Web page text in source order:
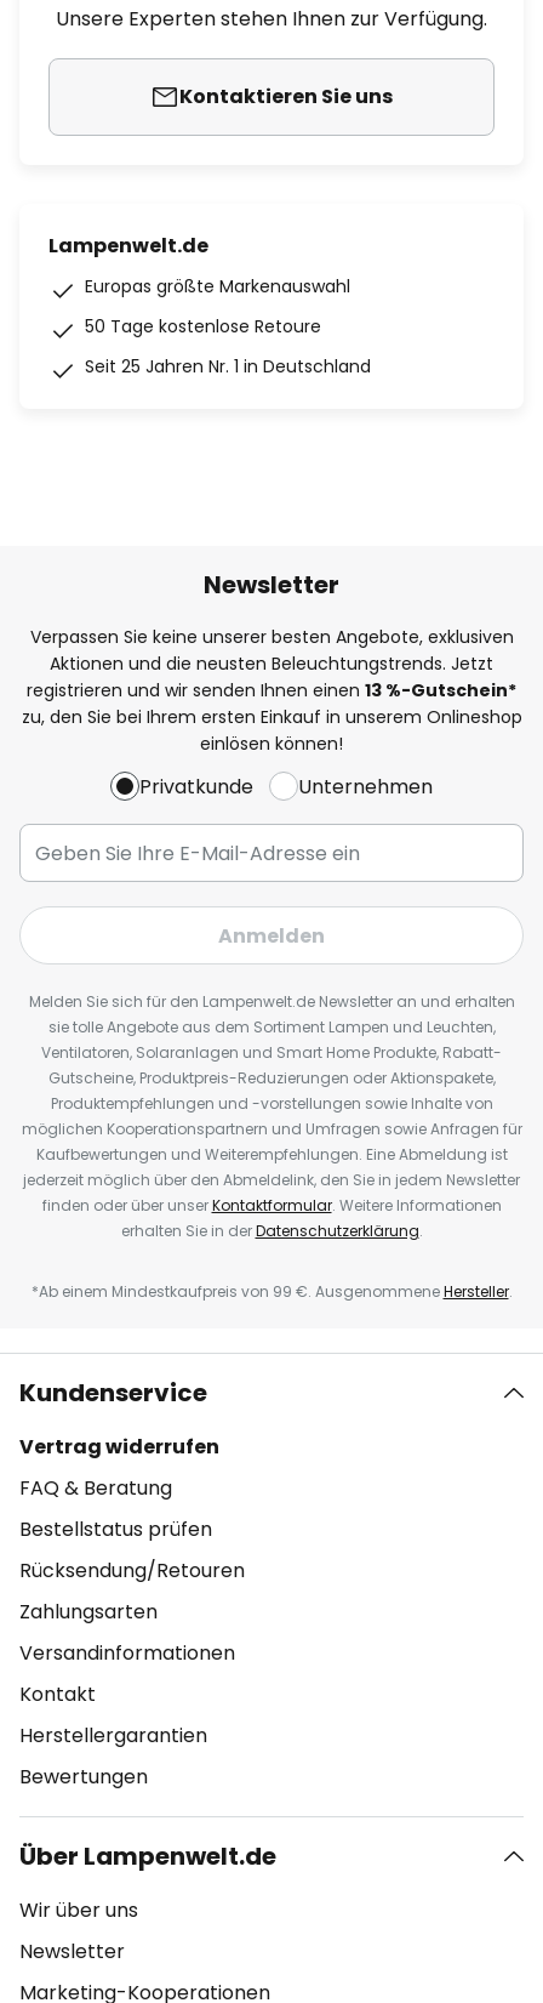
Unsere Experten stehen Ihnen zur Verfügung.
Kontaktieren Sie uns
Lampenwelt.de
Europas größte Markenauswahl
50 Tage kostenlose Retoure
Seit 25 Jahren Nr. 1 in Deutschland
Newsletter
Verpassen Sie keine unserer besten Angebote, exklusiven
Aktionen und die neusten Beleuchtungstrends. Jetzt
registrieren und wir senden Ihnen einen 13 %-Gutschein*
zu, den Sie bei Ihrem ersten Einkauf in unserem Onlineshop
einlösen können!
Privatkunde Unternehmen
Anmelden
Melden Sie sich für den Lampenwelt.de Newsletter an und erhalten
sie tolle Angebote aus dem Sortiment Lampen und Leuchten,
Ventilatoren, Solaranlagen und Smart Home Produkte, Rabatt-
Gutscheine, Produktpreis-Reduzierungen oder Aktionspakete,
Produktempfehlungen und -vorstellungen sowie Inhalte von
möglichen Kooperationspartnern und Umfragen sowie Anfragen für
Kaufbewertungen und Weiterempfehlungen. Eine Abmeldung ist
jederzeit möglich über den Abmeldelink, den Sie in jedem Newsletter
finden oder über unserKontaktformular. Weitere Informationen
erhalten Sie in derDatenschutzerklärung.
*Ab einem Mindestkaufpreis von 99 €. AusgenommeneHersteller.
Kundenservice
Vertrag widerrufen
FAQ & Beratung
Bestellstatus prüfen
Rücksendung/Retouren
Zahlungsarten
Versandinformationen
Kontakt
Herstellergarantien
Bewertungen
Über Lampenwelt.de
Wir über uns
Newsletter
Marketing-Kooperationen